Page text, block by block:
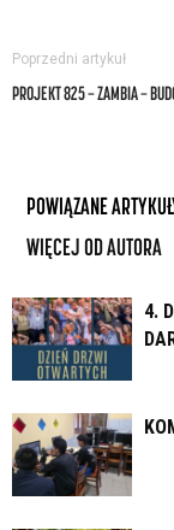
Poprzedni artykuł
PROJEKT 825 — ZAMBIA —
POWIĄZANE
WIĘCEJ OD AUTORA
4.